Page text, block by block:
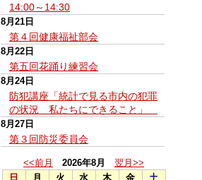
14:00～14:30
8月21日
第４回健康福祉部会
8月22日
第五回花踊り練習会
8月24日
防犯講座「統計で見る市内の犯罪
の状況 私たちにできること」
8月27日
第３回防災委員会
<<前月 2026年8月
翌月>>
日
月 火 水 木 金 土